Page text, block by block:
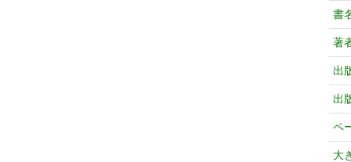
書
著
出
出
ペ
大